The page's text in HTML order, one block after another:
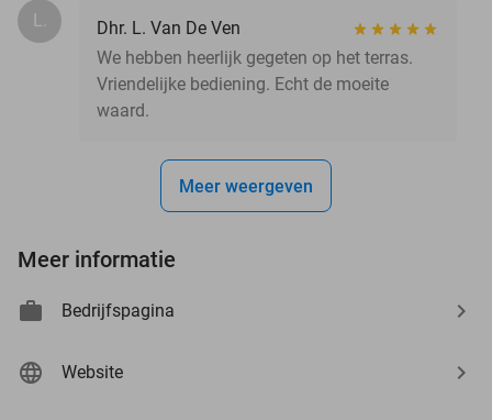
L.
Dhr. L. Van De Ven
We hebben heerlijk gegeten op het terras.
Vriendelijke bediening. Echt de moeite
waard.
Meer weergeven
Meer informatie
Bedrijfspagina
Website